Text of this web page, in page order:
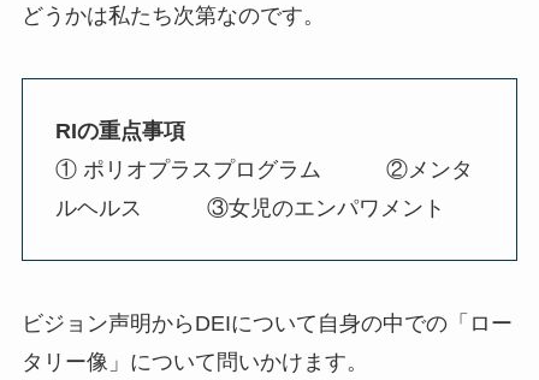
どうかは私たち次第なのです。
RIの重点事項
① ポリオプラスプログラム ②メンタ
ルヘルス ③女児のエンパワメント
ビジョン声明からDEIについて自身の中での「ロー
タリー像」について問いかけます。